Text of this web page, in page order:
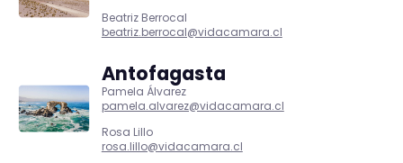
Beatriz Berrocal
beatriz.berrocal@vidacamara.cl
Antofagasta
Pamela Álvarez
pamela.alvarez@vidacamara.cl
Rosa Lillo
rosa.lillo@vidacamara.cl